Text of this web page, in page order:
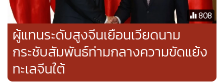
808
ผู้แทนระดับสูงจีนเยือนเวียดนาม
กระชับสัมพันธ์ท่ามกลางความขัดแย้ง
ทะเลจีนใต้